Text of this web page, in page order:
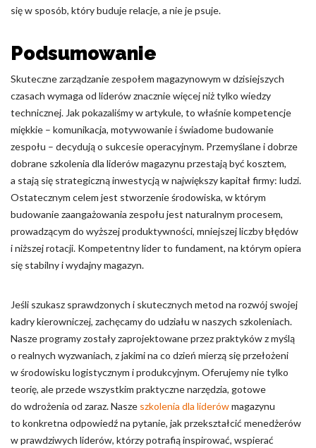
się w sposób, który buduje relacje, a nie je psuje.
Podsumowanie
Skuteczne zarządzanie zespołem magazynowym w dzisiejszych
czasach wymaga od liderów znacznie więcej niż tylko wiedzy
technicznej. Jak pokazaliśmy w artykule, to właśnie kompetencje
miękkie – komunikacja, motywowanie i świadome budowanie
zespołu – decydują o sukcesie operacyjnym. Przemyślane i dobrze
dobrane szkolenia dla liderów magazynu przestają być kosztem,
a stają się strategiczną inwestycją w największy kapitał firmy: ludzi.
Ostatecznym celem jest stworzenie środowiska, w którym
budowanie zaangażowania zespołu jest naturalnym procesem,
prowadzącym do wyższej produktywności, mniejszej liczby błędów
i niższej rotacji. Kompetentny lider to fundament, na którym opiera
się stabilny i wydajny magazyn.
Jeśli szukasz sprawdzonych i skutecznych metod na rozwój swojej
kadry kierowniczej, zachęcamy do udziału w naszych szkoleniach.
Nasze programy zostały zaprojektowane przez praktyków z myślą
o realnych wyzwaniach, z jakimi na co dzień mierzą się przełożeni
w środowisku logistycznym i produkcyjnym. Oferujemy nie tylko
teorię, ale przede wszystkim praktyczne narzędzia, gotowe
do wdrożenia od zaraz. Nasze szkolenia dla liderówmagazynu
to konkretna odpowiedź na pytanie, jak przekształcić menedżerów
w prawdziwych liderów, którzy potrafią inspirować, wspierać